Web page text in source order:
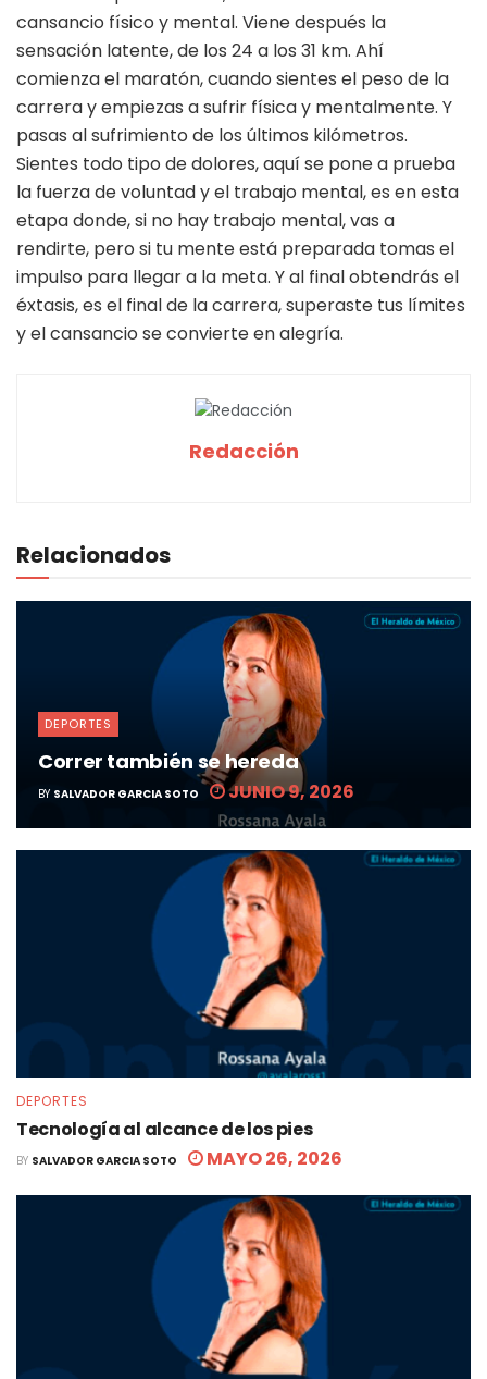
cansancio físico y mental. Viene después la
sensación latente, de los 24 a los 31 km. Ahí
comienza el maratón, cuando sientes el peso de la
carrera y empiezas a sufrir física y mentalmente. Y
pasas al sufrimiento de los últimos kilómetros.
Sientes todo tipo de dolores, aquí se pone a prueba
la fuerza de voluntad y el trabajo mental, es en esta
etapa donde, si no hay trabajo mental, vas a
rendirte, pero si tu mente está preparada tomas el
impulso para llegar a la meta. Y al final obtendrás el
éxtasis, es el final de la carrera, superaste tus límites
y el cansancio se convierte en alegría.
Redacción
Relacionados
DEPORTES
Correr también se hereda
BY SALVADOR GARCIA SOTO JUNIO 9, 2026
DEPORTES
Tecnología al alcance de los pies
BY SALVADOR GARCIA SOTO MAYO 26, 2026